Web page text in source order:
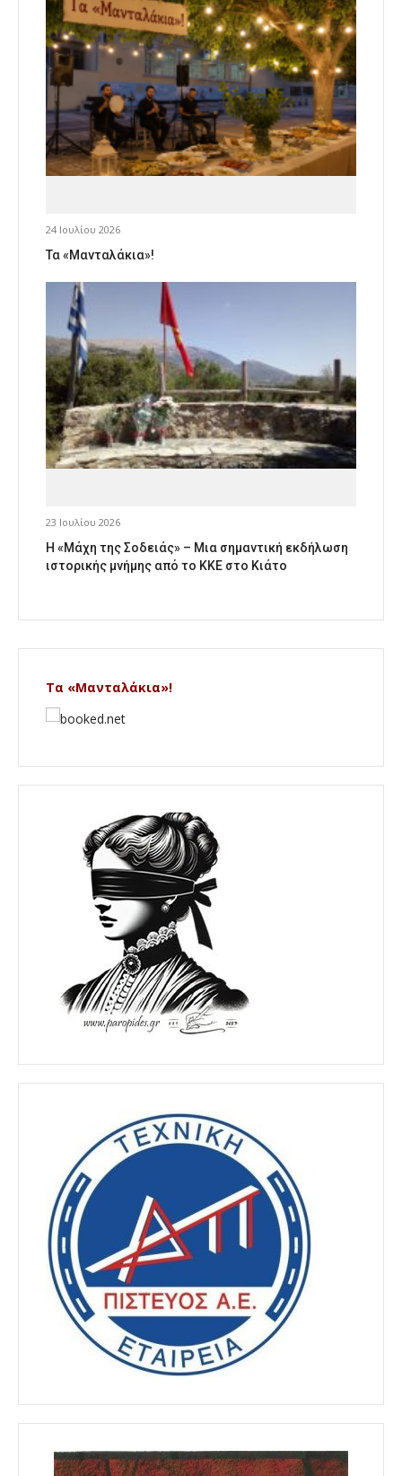
24 Ιουλίου 2026
Τα «Μανταλάκια»!
23 Ιουλίου 2026
Η «Μάχη της Σοδειάς» – Μια σημαντική εκδήλωση
ιστορικής μνήμης από το ΚΚΕ στο Κιάτο
Τα «Μανταλάκια»!